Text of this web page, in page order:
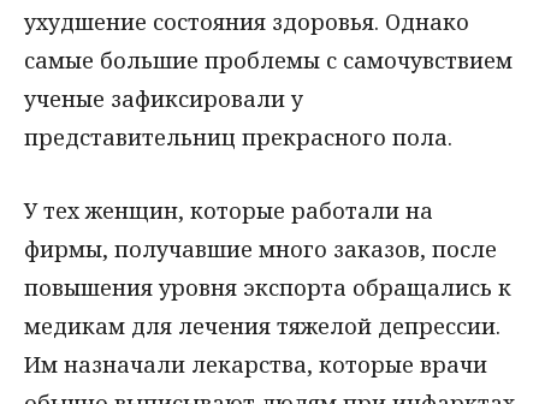
ухудшение состояния здоровья. Однако
самые большие проблемы с самочувствием
ученые зафиксировали у
представительниц прекрасного пола.
У тех женщин, которые работали на
фирмы, получавшие много заказов, после
повышения уровня экспорта обращались к
медикам для лечения тяжелой депрессии.
Им назначали лекарства, которые врачи